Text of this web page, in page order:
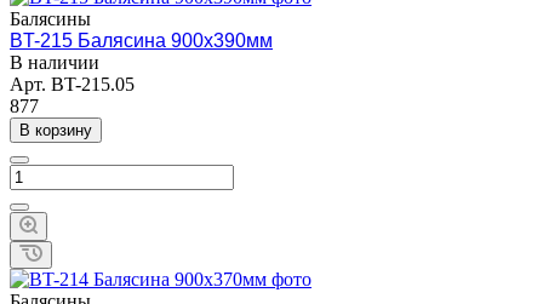
Балясины
BT-215 Балясина 900х390мм
В наличии
Арт. BT-215.05
877
В корзину